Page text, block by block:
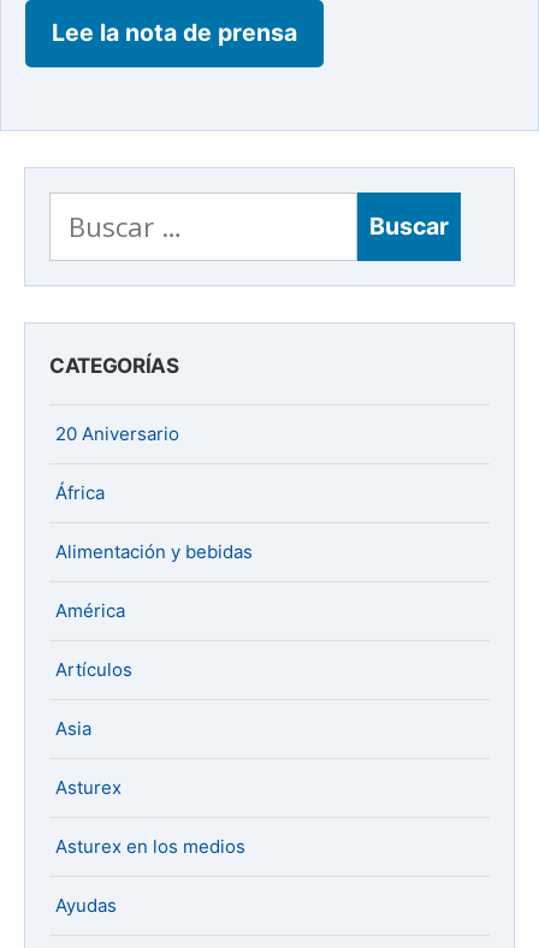
Lee la nota de prensa
Buscar:
CATEGORÍAS
20 Aniversario
África
Alimentación y bebidas
América
Artículos
Asia
Asturex
Asturex en los medios
Ayudas